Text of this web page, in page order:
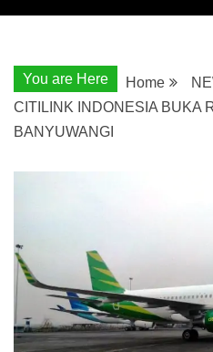
You are Here Home
CITILINK INDONESIA BUKA
BANYUWANGI